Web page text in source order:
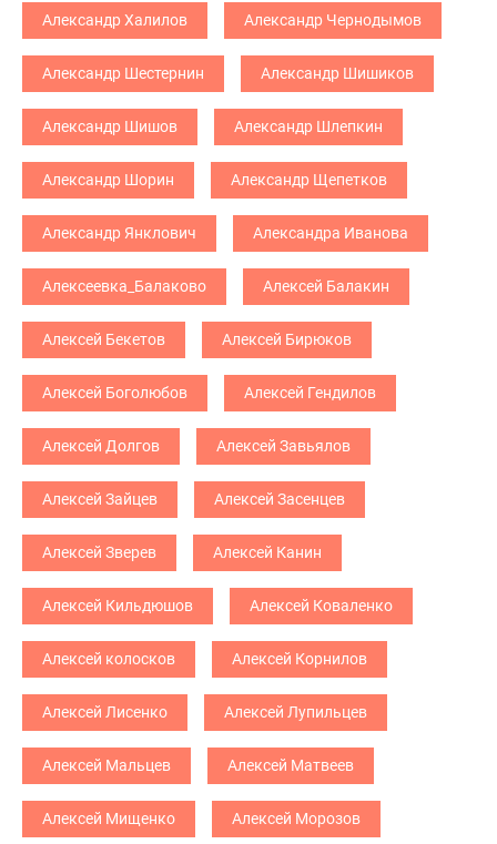
Александр Халилов Александр Чернодымов
Александр Шестернин Александр Шишиков
Александр Шишов Александр Шлепкин
Александр Шорин Александр Щепетков
Александр Янклович Александра Иванова
Алексеевка_Балаково Алексей Балакин
Алексей Бекетов Алексей Бирюков
Алексей Боголюбов Алексей Гендилов
Алексей Долгов Алексей Завьялов
Алексей Зайцев Алексей Засенцев
Алексей Зверев Алексей Канин
Алексей Кильдюшов Алексей Коваленко
Алексей колосков Алексей Корнилов
Алексей Лисенко Алексей Лупильцев
Алексей Мальцев Алексей Матвеев
Алексей Мищенко Алексей Морозов